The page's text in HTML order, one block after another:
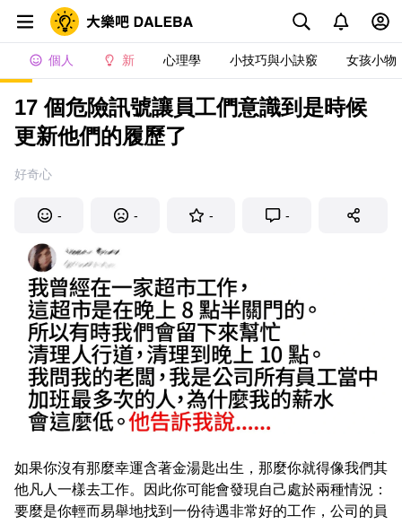
個人 新 心理學 小技巧與小訣竅 女孩小物
17 個危險訊號讓員工們意識到是時候
更新他們的履歷了
好奇心
- - - -
如果你沒有那麼幸運含著金湯匙出生，那麼你就得像我們其
他凡人一樣去工作。因此你可能會發現自己處於兩種情況：
要麼是你輕而易舉地找到一份待遇非常好的工作，公司的員